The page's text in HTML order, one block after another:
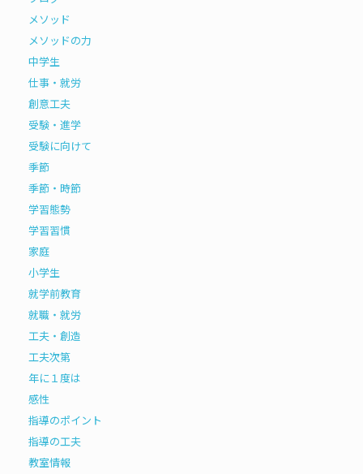
メソッド
メソッドの力
中学生
仕事・就労
創意工夫
受験・進学
受験に向けて
季節
季節・時節
学習態勢
学習習慣
家庭
小学生
就学前教育
就職・就労
工夫・創造
工夫次第
年に１度は
感性
指導のポイント
指導の工夫
教室情報